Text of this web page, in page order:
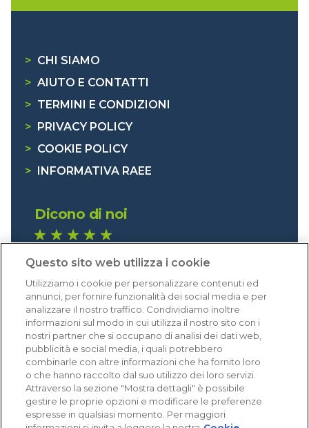
> CHI SIAMO
> AIUTO E CONTATTI
> TERMINI E CONDIZIONI
>
PRIVACY POLICY
> COOKIE POLICY
>
INFORMATIVA RAEE
Dicono di noi
Eccellente (4,8)
Acquisti verificati
Questo sito web utilizza i cookie
Utilizziamo i cookie per personalizzare contenuti ed
annunci, per fornire funzionalità dei social media e per
analizzare il nostro traffico. Condividiamo inoltre
informazioni sul modo in cui utilizza il nostro sito con i
nostri partner che si occupano di analisi dei dati web,
pubblicità e social media, i quali potrebbero
combinarle con altre informazioni che ha fornito loro
o che hanno raccolto dal suo utilizzo dei loro servizi.
Attraverso la sezione "Mostra dettagli" è possibile
gestire le proprie opzioni e modificare le preferenze
espresse in qualsiasi momento. Per maggiori